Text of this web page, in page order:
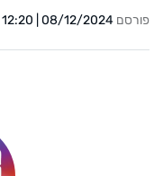
פורסם 08/12/2024 | 12:20